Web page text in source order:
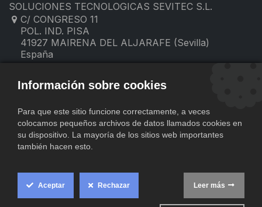
SOLUCIONES TECNOLOGICAS SEVITEC S.L.
C/ CONGRESO 11
POL. IND. PISA
41927 MAIRENA DEL ALJARAFE (Sevilla)
España
contacto@sevitec.es
Copyright © SOLUCIONES TECNOLOGICAS SEVITEC S.L.
Cookie
Información sobre cookies
Para que este sitio funcione correctamente, a veces
colocamos pequeños archivos de datos llamados cookies en
su dispositivo. La mayoría de los sitios web importantes
también hacen esto.
Aceptar Rechazar Leer más